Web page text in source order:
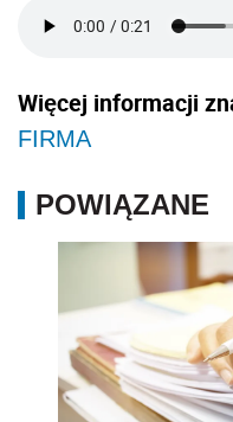
Więcej informacji
FIRMA
POWIĄZANE